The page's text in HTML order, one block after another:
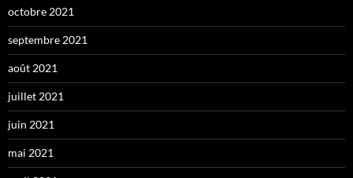
octobre 2021
septembre 2021
août 2021
juillet 2021
juin 2021
mai 2021